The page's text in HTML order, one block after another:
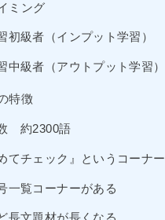
ミング
初級者（インプット学習）
中級者（アウトプット学習）
特徴
約2300語
てチェック』というコーナー
一覧コーナーがある